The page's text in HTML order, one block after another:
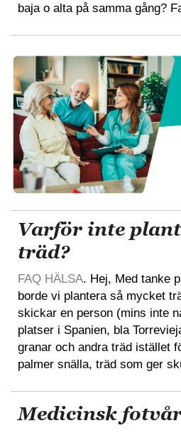
baja o alta på samma gång?
Varför inte
träd?
FAQ HÄLSA. Hej, Med tanke
borde vi plantera så mycket
skickar en person (mins inte
platser i Spanien, bla
granar och andra träd istället
palmer snälla, träd som ger
Medicinsk